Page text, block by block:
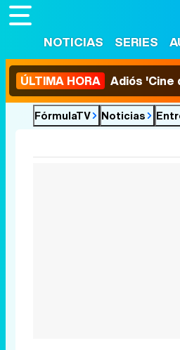
NOTICIAS SERIES
ÚLTIMA HORA Adiós 'Cine
FórmulaTV Noticias